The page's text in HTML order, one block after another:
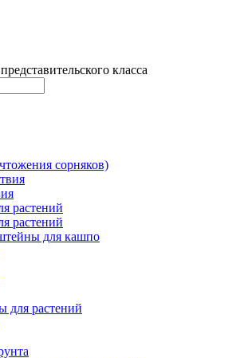
класса
сорняков)
растений
растений
для кашпо
для растений